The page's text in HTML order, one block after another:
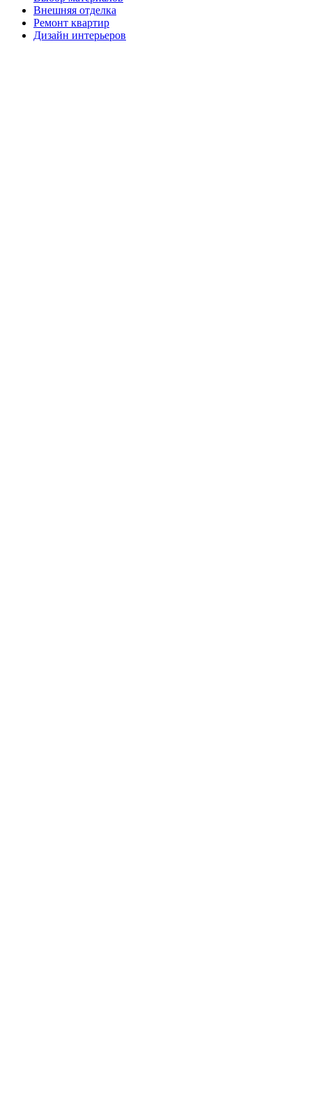
Внешняя отделка
Ремонт квартир
Дизайн интерьеров